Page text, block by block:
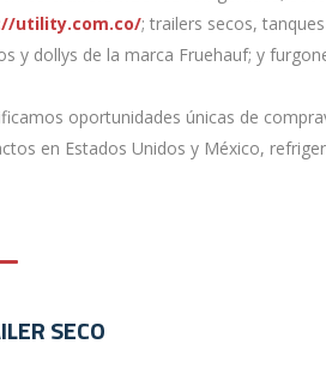
utility.com.co/; trailers secos,
y dollys de la marca Fruehauf; y
oportunidades únicas de
en Estados Unidos y México,
SECO